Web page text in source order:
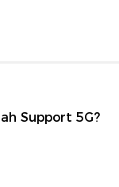
Support 5G?